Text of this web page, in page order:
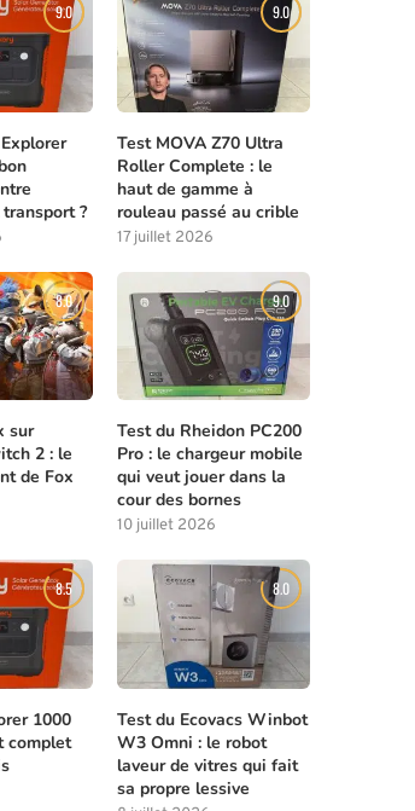
9.0
?
9.0
Test MOVA Z70 Ultra
Roller Complete : le
haut de gamme à
rouleau passé au crible
17 juillet 2026
8.0
sur
2 : le
de Fox
9.0
Test du Rheidon PC200
Pro : le chargeur mobile
qui veut jouer dans la
cour des bornes
10 juillet 2026
8.5
1000
complet
8.0
Test du Ecovacs Winbot
W3 Omni : le robot
laveur de vitres qui fait
sa propre lessive